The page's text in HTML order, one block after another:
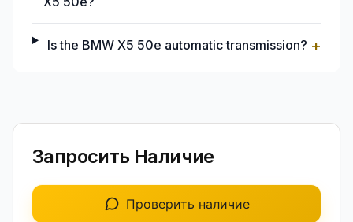
Is the BMW X5 50e automatic transmission? +
Запросить Наличие
Проверить наличие